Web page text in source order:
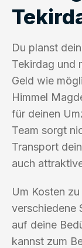
Du planst
Tekirdag und
Geld wie
Himmel
für deinen
Team sorgt
Transport
auch
Um Kosten
verschiedene
auf deine
kannst zum